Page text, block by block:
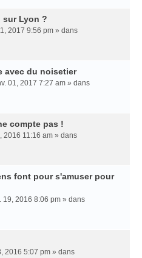
sur Lyon ?
2017 9:56 pm » dans
avec du noisetier
01, 2017 7:27 am » dans
compte pas !
2016 11:16 am » dans
font pour s'amuser pour
19, 2016 8:06 pm » dans
2016 5:07 pm » dans